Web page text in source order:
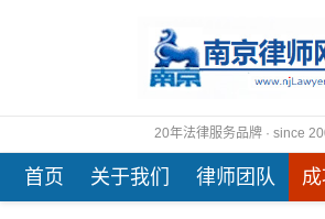
20年法律服务品牌 · since
首页 关于我们 律师团队